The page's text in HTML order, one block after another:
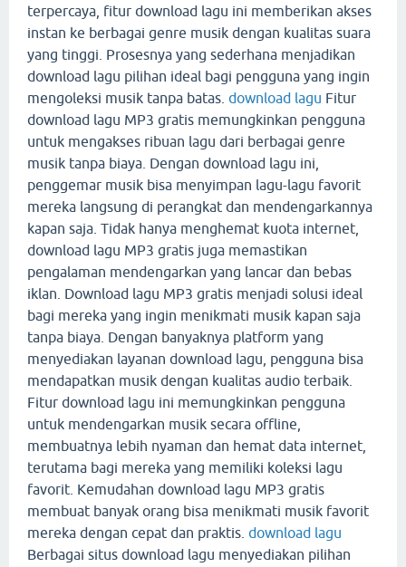
terpercaya, fitur download lagu ini memberikan akses
instan ke berbagai genre musik dengan kualitas suara
yang tinggi. Prosesnya yang sederhana menjadikan
download lagu pilihan ideal bagi pengguna yang ingin
mengoleksi musik tanpa batas. download lagu Fitur
download lagu MP3 gratis memungkinkan pengguna
untuk mengakses ribuan lagu dari berbagai genre
musik tanpa biaya. Dengan download lagu ini,
penggemar musik bisa menyimpan lagu-lagu favorit
mereka langsung di perangkat dan mendengarkannya
kapan saja. Tidak hanya menghemat kuota internet,
download lagu MP3 gratis juga memastikan
pengalaman mendengarkan yang lancar dan bebas
iklan. Download lagu MP3 gratis menjadi solusi ideal
bagi mereka yang ingin menikmati musik kapan saja
tanpa biaya. Dengan banyaknya platform yang
menyediakan layanan download lagu, pengguna bisa
mendapatkan musik dengan kualitas audio terbaik.
Fitur download lagu ini memungkinkan pengguna
untuk mendengarkan musik secara offline,
membuatnya lebih nyaman dan hemat data internet,
terutama bagi mereka yang memiliki koleksi lagu
favorit. Kemudahan download lagu MP3 gratis
membuat banyak orang bisa menikmati musik favorit
mereka dengan cepat dan praktis. download lagu
Berbagai situs download lagu menyediakan pilihan